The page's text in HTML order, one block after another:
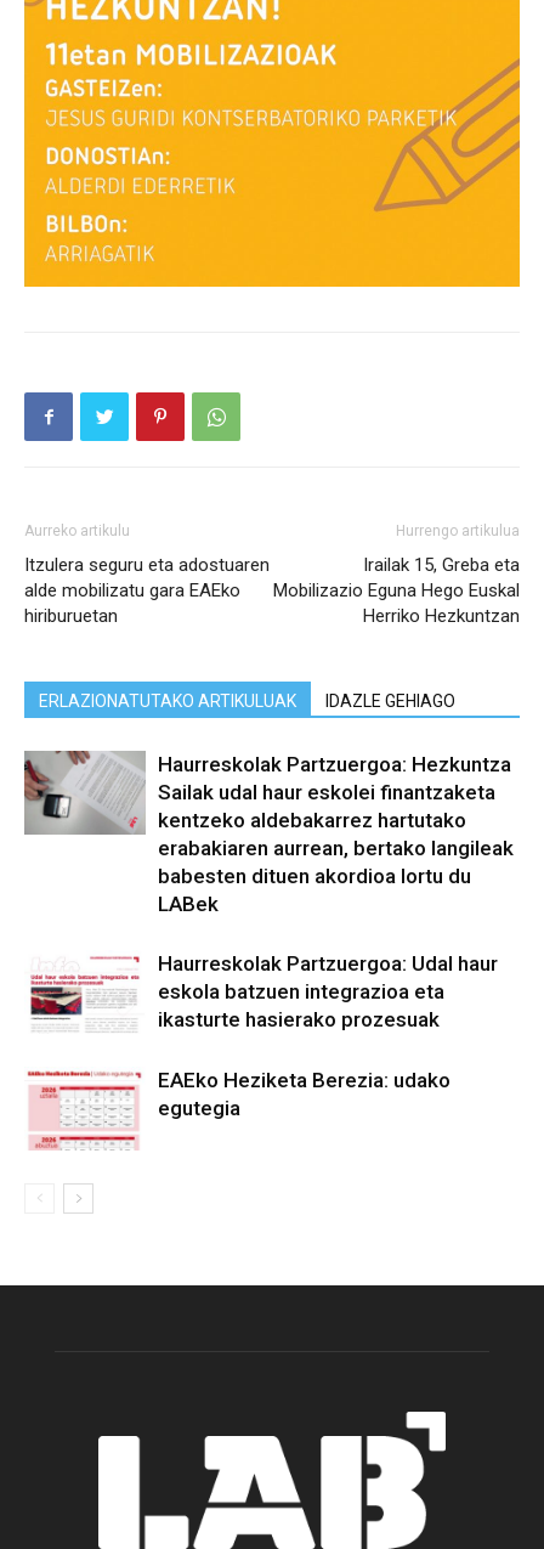
Aurreko artikulu
Itzulera seguru eta adostuaren
alde mobilizatu gara EAEko
hiriburuetan
Hurrengo artikulua
Irailak 15, Greba eta
Mobilizazio Eguna Hego Euskal
Herriko Hezkuntzan
ERLAZIONATUTAKO ARTIKULUAK IDAZLE GEHIAGO
Haurreskolak Partzuergoa: Hezkuntza
Sailak udal haur eskolei finantzaketa
kentzeko aldebakarrez hartutako
erabakiaren aurrean, bertako langileak
babesten dituen akordioa lortu du
LABek
Haurreskolak Partzuergoa: Udal haur
eskola batzuen integrazioa eta
ikasturte hasierako prozesuak
EAEko Heziketa Berezia: udako
egutegia